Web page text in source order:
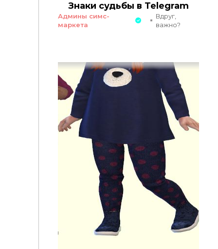
Знаки судьбы в Telegram
Админы симс-
маркета
Вдруг,
важно?